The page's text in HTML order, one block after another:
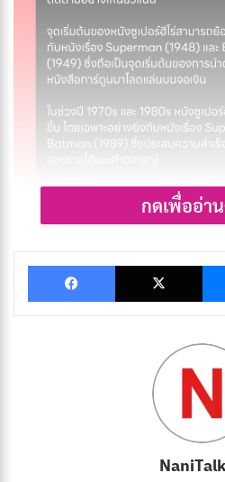
หนังซูเปอร์ฮีโร่ หรือ หนังซูเปอร์
หนังที่เล่าเรื่องราวของเหล่า
เหนือมนุษย์ทั่วไป พวกเขาต่อสู้กั
ความนิยมมากที่สุดในโลก โดยมี
จุดเริ่มต้นของหนังซูเปอร์ฮีโร่สา
Superman
กดเพื่ออ่า
Facebook X